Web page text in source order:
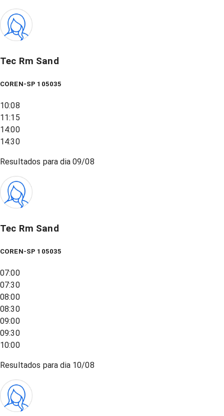
Tec Rm Sand
COREN-SP 105035
10:08
11:15
14:00
14:30
Resultados para dia09/08
Tec Rm Sand
COREN-SP 105035
07:00
07:30
08:00
08:30
09:00
09:30
10:00
Resultados para dia 10/08